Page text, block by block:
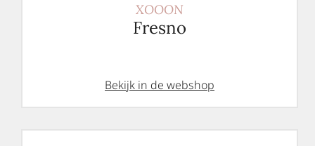
XOOON
Fresno
Bekijk in de webshop